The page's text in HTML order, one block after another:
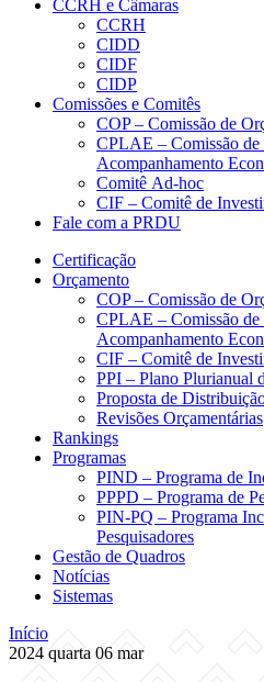
CCRH e Câmaras
CCRH
CIDD
CIDF
CIDP
Comissões e Comitês
COP – Comissão de
CPLAE – Comissão de
Acompanhamento
Comitê Ad-hoc
CIF – Comitê de
Fale com a PRDU
Certificação
Orçamento
COP – Comissão de
CPLAE – Comissão de
Acompanhamento
CIF – Comitê de
PPI – Plano Plurianual
Proposta de
Revisões Orçamentárias
Rankings
Programas
PIND – Programa de
PPPD – Programa de
PIN-PQ – Programa
Pesquisadores
Gestão de Quadros
Notícias
Sistemas
Início
2024 quarta 06 mar